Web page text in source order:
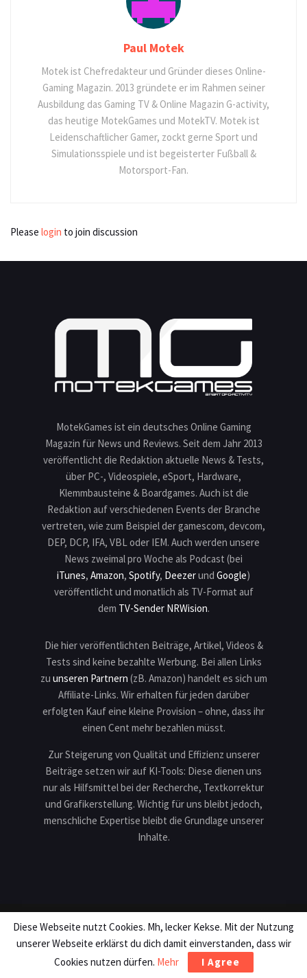
Paul Motek
Motek ist Chefredakteur und Gründer dieses Online-
Gaming Magazin. 2013 gründete er im Rahmen seiner
Ausbildung das Gaming TV & Online Magazin G-activity,
das heutige MotekGames und MotekTV. Motek ist
Leidenschaftlicher Gamer, zockt gerne Sport und
Simulationsspiele und ist begeisterter Fußball &
Motorsport-Fan.
Please login to join discussion
MotekGames ist ein deutsches Online Gaming
Magazin für News und Reviews. Seit dem Jahr 2013
veröffentlicht die Redaktion aktuelle News & Tests,
über PC-, Videospiele, eSport, Hardware,
Klemmbausteine & Boardgames. Auch ist die
Redaktion auf verschiedenen Events der Branche
vertreten, wie zum Beispiel der gamescom, devcom,
DEP, DCP, IFA, VBL oder IEM. Auch werden unsere
News zweimal pro Woche als Podcast (bei
iTunes, Amazon, Spotify, Deezerund Google)
veröffentlicht und monatlich als TV-Format auf
dem TV-Sender NRWision.
Die hier veröffentlichten Beiträge, Artikel, Videos &
Tests sind keine bezahlte Werbung. Bei allen Links
zu unseren Partnern (zB. Amazon) handelt es sich um
Affiliate-Links. Wir erhalten für jeden darüber
erfolgten Kauf eine kleine Provision – ohne, dass ihr
einen Cent mehr bezahlen müsst.
Zur Steigerung von Qualität und Effizienz unserer
Beiträge setzen wir auf KI-Tools: Diese dienen uns
nur als Hilfsmittel bei der Recherche, Textkorrektur
und Grafikerstellung. Wichtig für uns bleibt jedoch,
menschliche Expertise bleibt die Grundlage unserer
Inhalte.
Impressum Datenschutz Karriere Teilnahmebedingungen
Copyright © 2013 - 2026 Motek Production. All rights reserved.
Diese Webseite nutzt Cookies. Mh, lecker Kekse. Mit der Nutzung
unserer Webseite erklärst du dich damit einverstanden, dass wir
Cookies nutzen dürfen. Mehr I Agree